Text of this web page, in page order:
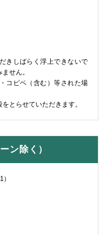
きしばらく浮上できないで
せん。
コピペ（含む）等された場
とらせていただきます。
ン除く）